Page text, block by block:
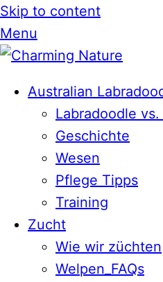
Skip to content
Menu
Australian
Labradoodle
Geschichte
Wesen
Pflege Tipps
Training
Zucht
Wie wir züchten
Welpen_FAQs